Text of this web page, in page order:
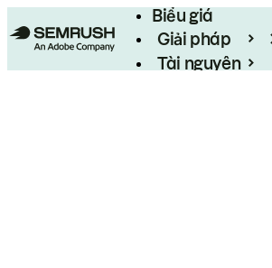
Biểu giá
Giải pháp
Tài nguyên